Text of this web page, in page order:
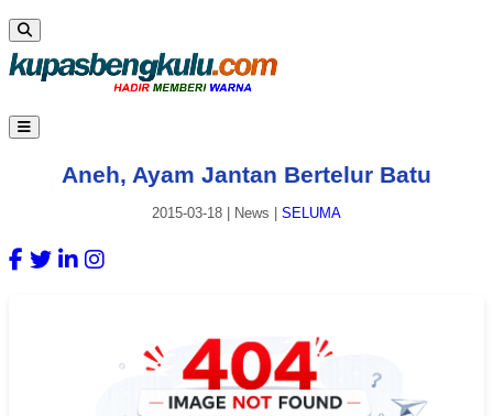
Aneh, Ayam Jantan Bertelur Batu
2015-03-18 News SELUMA